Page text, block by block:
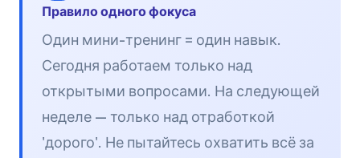
Правило одного фокуса
Один мини-тренинг = один навык.
Сегодня работаем только над
открытыми вопросами. На следующей
неделе — только над отработкой
'дорого'. Не пытайтесь охватить всё за